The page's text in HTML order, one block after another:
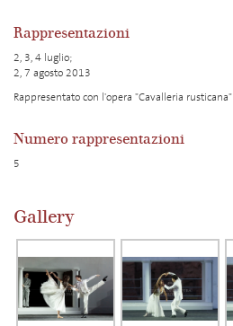
Rappresentazioni
2, 3, 4 luglio;
2, 7 agosto 2013
Rappresentato con l'opera "Cavalleria rusticana"
Numero rappresentazioni
5
Gallery